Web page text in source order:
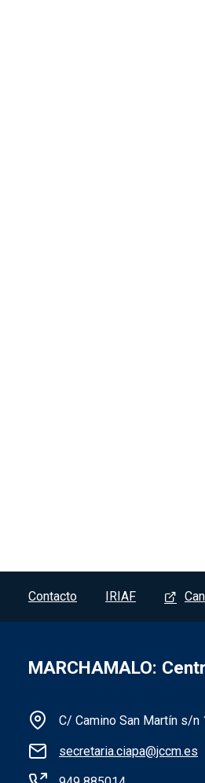
Pie de página -
Contacto IRIAF
MARCHAMALO:
Información de
C/ Camino San Martín s/n
secretaria.ciapa@jccm.es